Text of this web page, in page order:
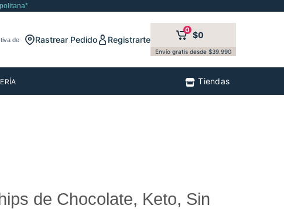
Rastrear Pedido Registrarte
0 $0
Envío gratis desde $39.990
Tiendas
de Chocolate, Keto, Sin